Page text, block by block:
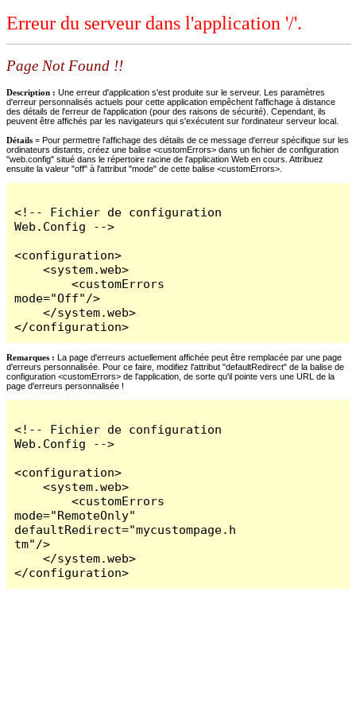
Erreur du serveur dans l'application '/'.
Page Not Found !!
Description : Une erreur d'application s'est produite sur le serveur. Les paramètres
d'erreur personnalisés actuels pour cette application empêchent l'affichage à distance
des détails de l'erreur de l'application (pour des raisons de sécurité). Cependant, ils
peuvent être affichés par les navigateurs qui s'exécutent sur l'ordinateur serveur local.
Détails = Pour permettre l'affichage des détails de ce message d'erreur spécifique sur les
ordinateurs distants, créez une balise <customErrors> dans un fichier de configuration
"web.config" situé dans le répertoire racine de l'application Web en cours. Attribuez
ensuite la valeur "off" à l'attribut "mode" de cette balise <customErrors>.
<!-- Fichier de configuration
Web.Config -->
<configuration>
    <system.web>
        <customErrors
mode="Off"/>
    </system.web>
</configuration>
Remarques : La page d'erreurs actuellement affichée peut être remplacée par une page
d'erreurs personnalisée. Pour ce faire, modifiez l'attribut "defaultRedirect" de la balise de
configuration <customErrors> de l'application, de sorte qu'il pointe vers une URL de la
page d'erreurs personnalisée !
<!-- Fichier de configuration
Web.Config -->
<configuration>
    <system.web>
        <customErrors
mode="RemoteOnly"
defaultRedirect="mycustompage.h
tm"/>
    </system.web>
</configuration>